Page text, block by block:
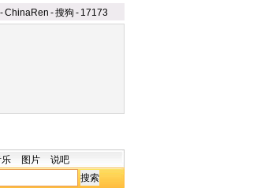
-ChinaRen -搜狗 - 17173
图片 说吧